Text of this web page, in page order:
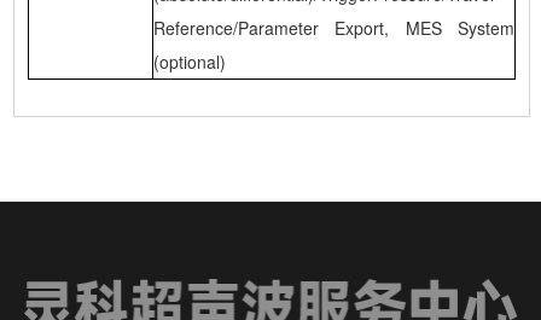
Reference/Parameter Export, MES System
(optional)